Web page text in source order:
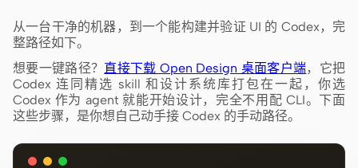
从一台干净的机器，到一个能构建并验证 UI 的 Codex，完
整路径如下。
想要一键路径？ 直接下载 Open Design 桌面客户端，它把
Codex 连同精选 skill 和设计系统库打包在一起，你选
Codex 作为 agent 就能开始设计，完全不用配 CLI。下面
这些步骤，是你想自己动手接 Codex 的手动路径。